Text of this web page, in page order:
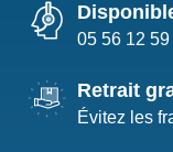
05 56 12 59
Retrait
Évitez les